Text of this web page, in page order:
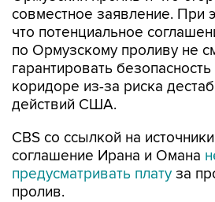
совместное заявление. При
что потенциальное
по Ормузскому проливу не
гарантировать
коридоре из-за риска
действий США.
CBS со ссылкой на
соглашение Ирана и Омана
предусматривать плату за
пролив.